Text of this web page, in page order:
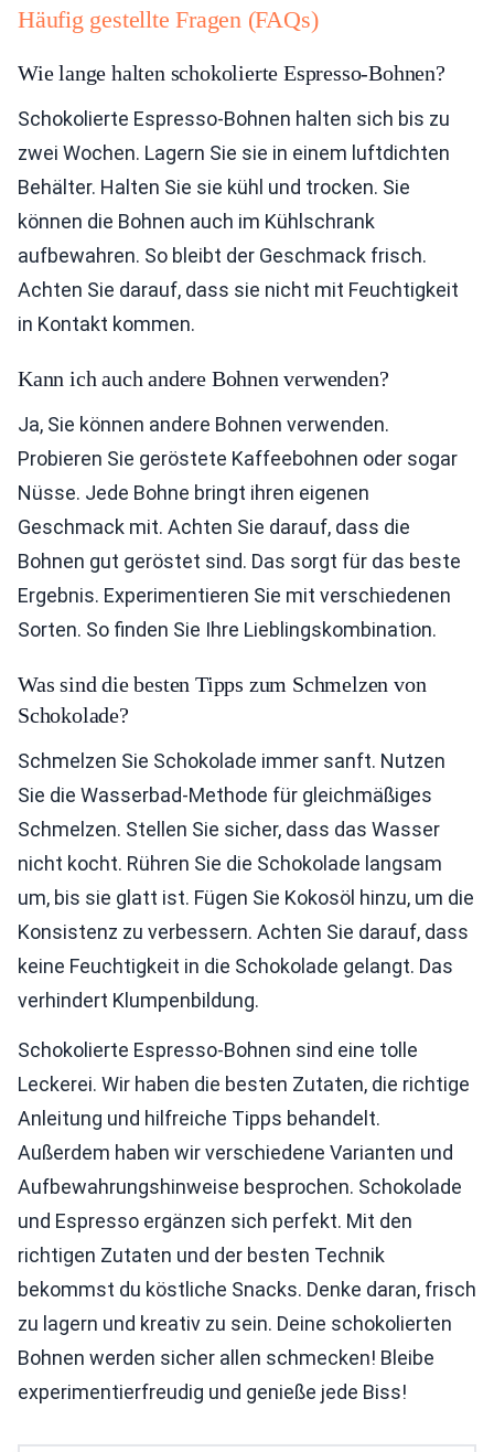
Häufig gestellte Fragen (FAQs)
Wie lange halten schokolierte Espresso-Bohnen?
Schokolierte Espresso-Bohnen halten sich bis zu
zwei Wochen. Lagern Sie sie in einem luftdichten
Behälter. Halten Sie sie kühl und trocken. Sie
können die Bohnen auch im Kühlschrank
aufbewahren. So bleibt der Geschmack frisch.
Achten Sie darauf, dass sie nicht mit Feuchtigkeit
in Kontakt kommen.
Kann ich auch andere Bohnen verwenden?
Ja, Sie können andere Bohnen verwenden.
Probieren Sie geröstete Kaffeebohnen oder sogar
Nüsse. Jede Bohne bringt ihren eigenen
Geschmack mit. Achten Sie darauf, dass die
Bohnen gut geröstet sind. Das sorgt für das beste
Ergebnis. Experimentieren Sie mit verschiedenen
Sorten. So finden Sie Ihre Lieblingskombination.
Was sind die besten Tipps zum Schmelzen von
Schokolade?
Schmelzen Sie Schokolade immer sanft. Nutzen
Sie die Wasserbad-Methode für gleichmäßiges
Schmelzen. Stellen Sie sicher, dass das Wasser
nicht kocht. Rühren Sie die Schokolade langsam
um, bis sie glatt ist. Fügen Sie Kokosöl hinzu, um die
Konsistenz zu verbessern. Achten Sie darauf, dass
keine Feuchtigkeit in die Schokolade gelangt. Das
verhindert Klumpenbildung.
Schokolierte Espresso-Bohnen sind eine tolle
Leckerei. Wir haben die besten Zutaten, die richtige
Anleitung und hilfreiche Tipps behandelt.
Außerdem haben wir verschiedene Varianten und
Aufbewahrungshinweise besprochen. Schokolade
und Espresso ergänzen sich perfekt. Mit den
richtigen Zutaten und der besten Technik
bekommst du köstliche Snacks. Denke daran, frisch
zu lagern und kreativ zu sein. Deine schokolierten
Bohnen werden sicher allen schmecken! Bleibe
experimentierfreudig und genieße jede Biss!